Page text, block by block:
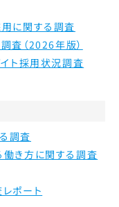
に関する調査
査（2026年版）
ト採用状況調査
調査
働き方に関する調査
ポート